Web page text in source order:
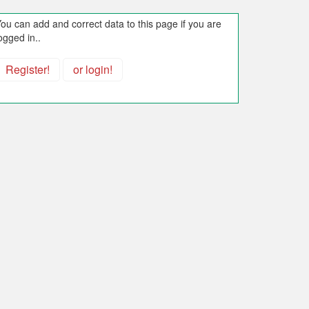
can add and correct data to this page if you are
in..
Register! or login!